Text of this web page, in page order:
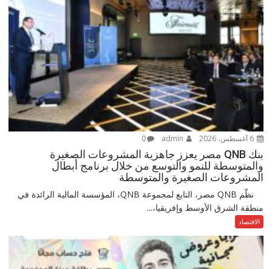
6 أغسطس، 2026 0
بنك QNB مصر يعزز جاهزية المشروعات الصغيرة
والمتوسطة للنمو والتوسع من خلال برنامج أبطال
المشروعات الصغيرة والمتوسطة
نظّم QNB مصر، التابع لمجموعة QNB، المؤسسة المالية الرائدة في
منطقة الشرق الأوسط وإفريقيا،...
الاقتصاد